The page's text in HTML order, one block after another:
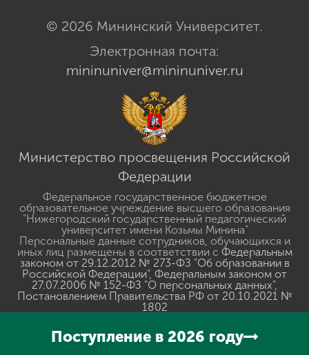
© 2026 Мининский Университет.
Электронная почта:
mininuniver@mininuniver.ru
Министерство просвещения Российской
Федерации
Федеральное государственное бюджетное
образовательное учреждение высшего образования
"Нижегородский государственный педагогический
университет имени Козьмы Минина"
Персональные данные сотрудников, обучающихся и
иных лиц размещены в соответствии с Федеральным
законом от 29.12.2012 № 273-ФЗ "Об образовании в
Российской Федерации", Федеральным законом от
27.07.2006 № 152-ФЗ "О персональных данных",
Постановлением Правительства РФ от 20.10.2021 №
1802
имущественного характера руководителей
Поступление в 2026 году